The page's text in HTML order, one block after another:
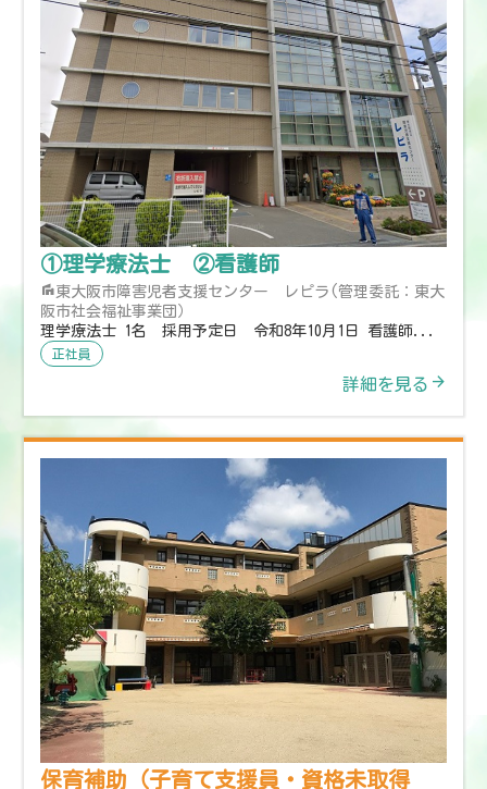
①理学療法士 ②看護師
東大阪市障害児者支援センター レピラ(管理委託：東大
阪市社会福祉事業団）
理学療法士 1名 採用予定日 令和8年10月1日 看護師...
正社員
詳細を見る
保育補助（子育て支援員・資格未取得